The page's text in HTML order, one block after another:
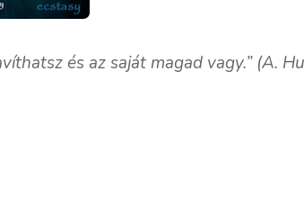
és az saját magad vagy.” (A.